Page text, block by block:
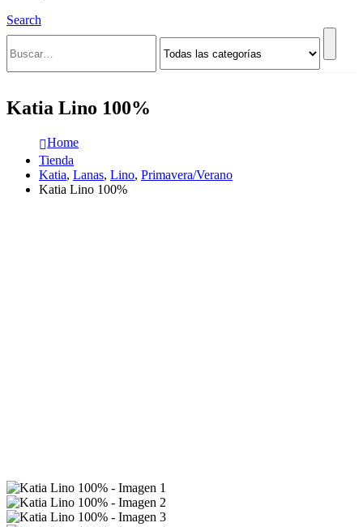
Search
Katia Lino 100%
Home
Tienda
Katia, Lanas, Lino, Primavera/Verano
Katia Lino 100%